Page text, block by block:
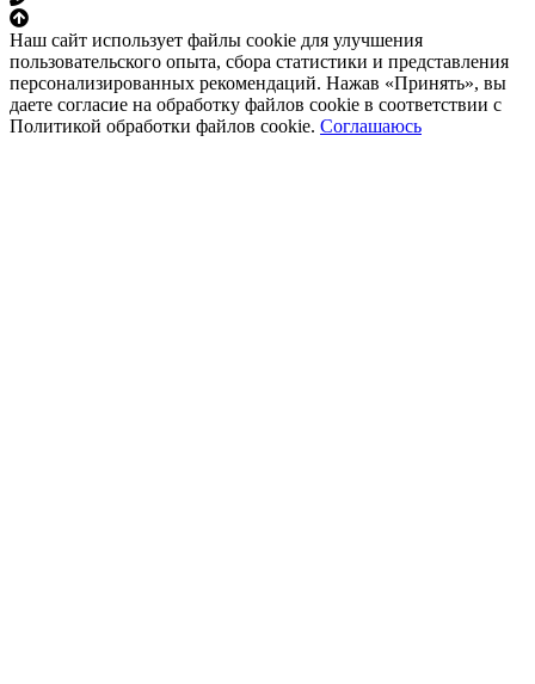
Наш сайт использует файлы cookie для улучшения
пользовательского опыта, сбора статистики и представления
персонализированных рекомендаций. Нажав «Принять», вы
даете согласие на обработку файлов cookie в соответствии с
Политикой обработки файлов cookie. Соглашаюсь